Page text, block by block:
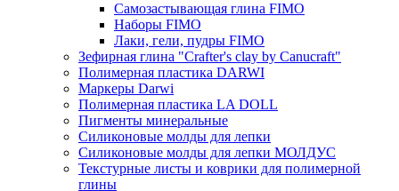
Самозастывающая глина FIMO
Наборы FIMO
Лаки, гели, пудры FIMO
Зефирная глина "Crafter's clay by Canucraft"
Полимерная пластика DARWI
Маркеры Darwi
Полимерная пластика LA DOLL
Пигменты минеральные
Силиконовые молды для лепки
Силиконовые молды для лепки МОЛДУС
Текстурные листы и коврики для полимерной
глины